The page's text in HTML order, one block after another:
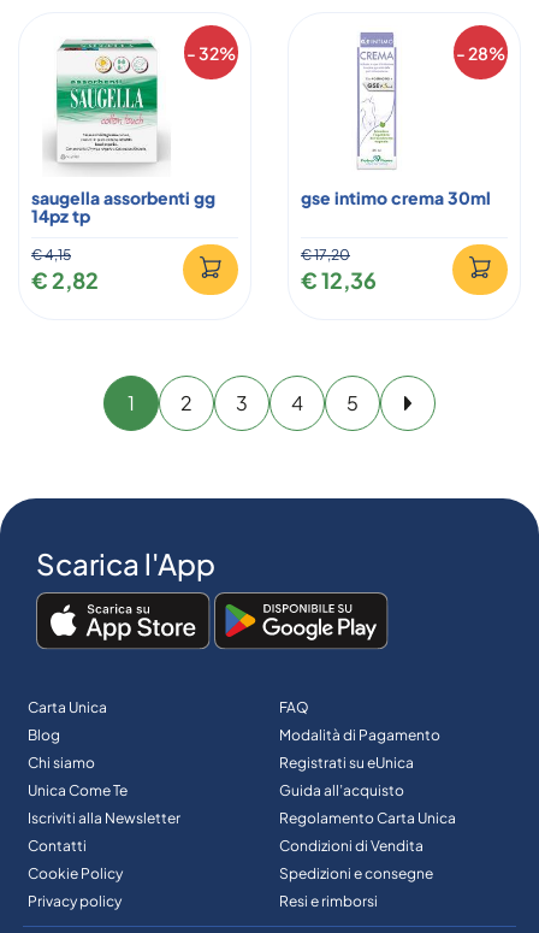
- 32%
saugella assorbenti gg
14pz tp
€ 4,15
€ 2,82
- 28%
gse intimo crema 30ml
€ 17,20
€ 12,36
1 2 3 4 5 Avanti
Scarica l'App
Carta Unica
Blog
Chi siamo
Unica Come Te
Iscriviti alla Newsletter
Contatti
Cookie Policy
Privacy policy
FAQ
Modalità di Pagamento
Registrati su eUnica
Guida all’acquisto
Regolamento Carta Unica
Condizioni di Vendita
Spedizioni e consegne
Resi e rimborsi